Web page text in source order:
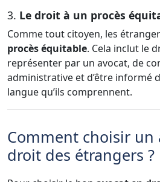
3. Le droit à un procès
Comme tout citoyen, les
procès équitable. Cela inclut le
représenter par un avocat, de
administrative et d’être informé
langue qu’ils comprennent.
Comment choisir un
droit des étrangers ?